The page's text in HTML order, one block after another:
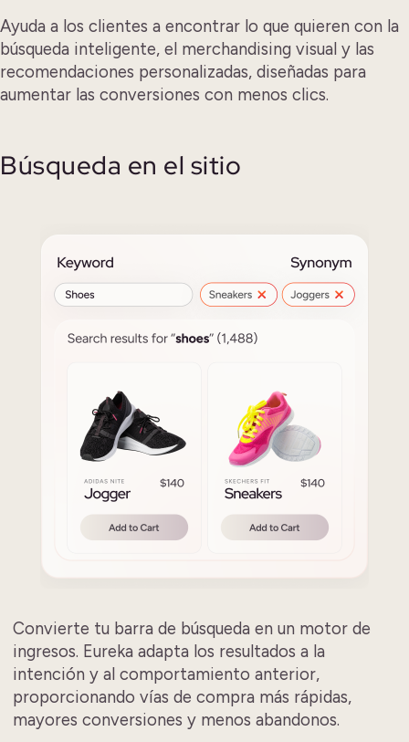
Ayuda a los clientes a encontrar lo que quieren con la
búsqueda inteligente, el merchandising visual y las
recomendaciones personalizadas, diseñadas para
aumentar las conversiones con menos clics.
Búsqueda en el sitio
Convierte tu barra de búsqueda en un motor de
ingresos. Eureka adapta los resultados a la
intención y al comportamiento anterior,
proporcionando vías de compra más rápidas,
mayores conversiones y menos abandonos.